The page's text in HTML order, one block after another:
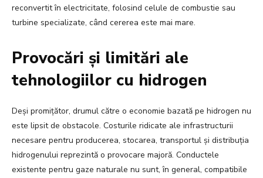
reconvertit în electricitate, folosind celule de combustie sau
turbine specializate, când cererea este mai mare.
Provocări și limitări ale
tehnologiilor cu hidrogen
Deși promițător, drumul către o economie bazată pe hidrogen nu
este lipsit de obstacole. Costurile ridicate ale infrastructurii
necesare pentru producerea, stocarea, transportul și distribuția
hidrogenului reprezintă o provocare majoră. Conductele
existente pentru gaze naturale nu sunt, în general, compatibile